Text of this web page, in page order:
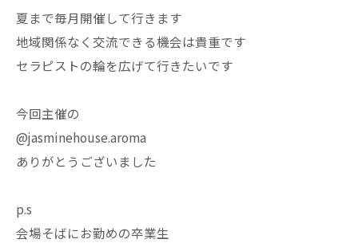
夏まで毎月開催して行きます
地域関係なく交流できる機会は貴重です
セラピストの輪を広げて行きたいです
今回主催の
@jasminehouse.aroma
ありがとうございました
p.s
会場そばにお勤めの卒業生